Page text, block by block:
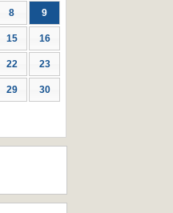
8 9
15 16
22 23
29 30